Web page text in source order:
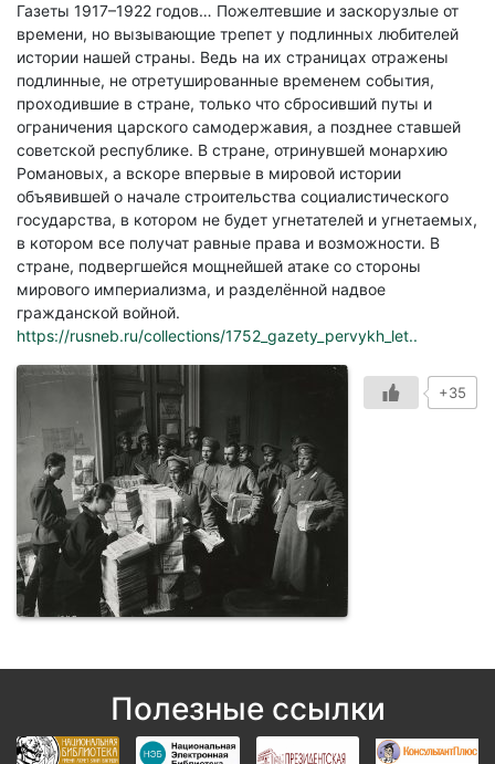
Газеты 1917–1922 годов… Пожелтевшие и заскорузлые от
времени, но вызывающие трепет у подлинных любителей
истории нашей страны. Ведь на их страницах отражены
подлинные, не отретушированные временем события,
проходившие в стране, только что сбросивший путы и
ограничения царского самодержавия, а позднее ставшей
советской республике. В стране, отринувшей монархию
Романовых, а вскоре впервые в мировой истории
объявившей о начале строительства социалистического
государства, в котором не будет угнетателей и угнетаемых,
в котором все получат равные права и возможности. В
стране, подвергшейся мощнейшей атаке со стороны
мирового империализма, и разделённой надвое
гражданской войной.
https://rusneb.ru/collections/1752_gazety_pervykh_let..
+35
Полезные ссылки